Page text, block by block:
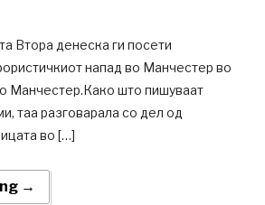
Втора денеска ги посети
напад во Манчестер во
Манчестер.Како што пишуваат
таа разговарала со дел од
во […]
→